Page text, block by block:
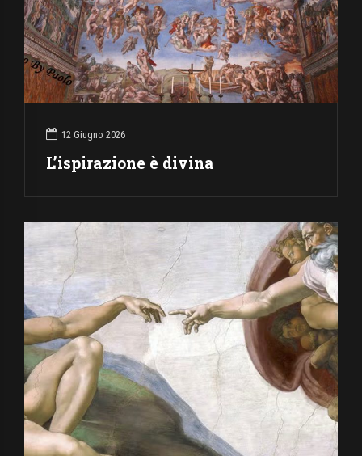
12 Giugno 2026
L’ispirazione è divina